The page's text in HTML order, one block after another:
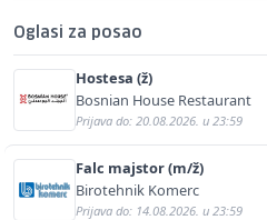
Oglasi za posao
Hostesa (ž)
Bosnian House Restaurant
Prijava do: 20.08.2026. u 23:59
Falc majstor (m/ž)
Birotehnik Komerc
Prijava do: 14.08.2026. u 23:59